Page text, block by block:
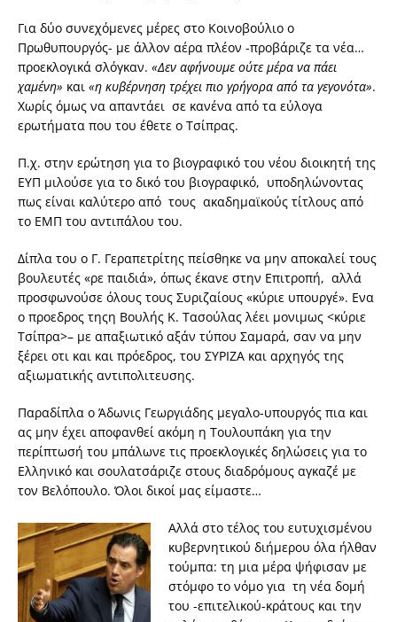
Για δύο συνεχόμενες μέρες στο Κοινοβούλιο ο
Πρωθυπουργός- με άλλον αέρα πλέον -προβάριζε τα νέα…
προεκλογικά σλόγκαν. «Δεν αφήνουμε ούτε μέρα να πάει
χαμένη» και «η κυβέρνηση τρέχει πιο γρήγορα από τα γεγονότα».
Χωρίς όμως να απαντάει σε κανένα από τα εύλογα
ερωτήματα που του έθετε ο Τσίπρας.
Π.χ. στην ερώτηση για το βιογραφικό του νέου διοικητή της
ΕΥΠ μιλούσε για το δικό του βιογραφικό, υποδηλώνοντας
πως είναι καλύτερο από τους ακαδημαϊκούς τίτλους από
το ΕΜΠ του αντιπάλου του.
Δίπλα του ο Γ. Γεραπετρίτης πείσθηκε να μην αποκαλεί τους
βουλευτές «ρε παιδιά», όπως έκανε στην Επιτροπή, αλλά
προσφωνούσε όλους τους Συριζαίους «κύριε υπουργέ». Ενα
ο προεδρος τηςη Βουλής Κ. Τασούλας λέει μονιμως <κύριε
Τσίπρα>– με απαξιωτικό αξάν τύπου Σαμαρά, σαν να μην
ξέρει οτι και και πρόεδρος, του ΣΥΡΙΖΑ και αρχηγός της
αξιωματικής αντιπολιτευσης.
Παραδίπλα ο Άδωνις Γεωργιάδης μεγαλο-υπουργός πια και
ας μην έχει αποφανθεί ακόμη η Τουλουπάκη για την
περίπτωσή του μπάλωνε τις προεκλογικές δηλώσεις για το
Ελληνικό και σουλατσάριζε στους διαδρόμους αγκαζέ με
τον Βελόπουλο. Όλοι δικοί μας είμαστε…
Αλλά στο τέλος του ευτυχισμένου
κυβερνητικού διήμερου όλα ήλθαν
τούμπα: τη μια μέρα ψήφισαν με
στόμφο το νόμο για τη νέα δομή
του -επιτελικού-κράτους και την